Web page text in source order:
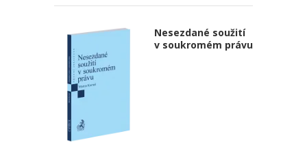
Nesezdané soužití
v soukromém právu